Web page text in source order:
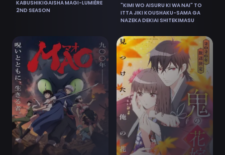
KABUSHIKIGAISHA MAGI-LUMIÈRE
2ND SEASON
"KIMI WO AISURU KI WA NAI" TO
ITTA JIKI KOUSHAKU-SAMA GA
NAZEKA DEKIAI SHITEKIMASU
Ver Mao 19 Ver Oni no Hanayome 6